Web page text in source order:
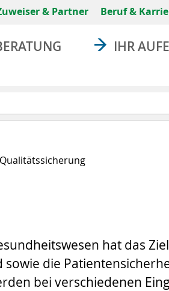
& Partner Beruf &
IHR
Qualitätssicherung
hat das
die
bei verschiedenen